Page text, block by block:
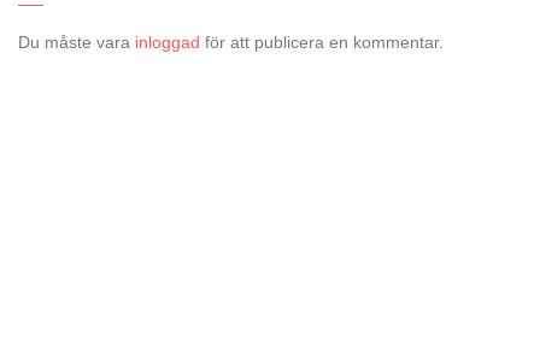
Du måste vara inloggad för att publicera en kommentar.